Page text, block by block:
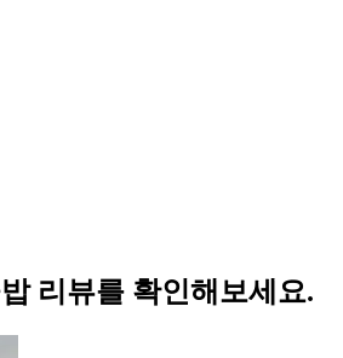
리뷰를 확인해보세요.